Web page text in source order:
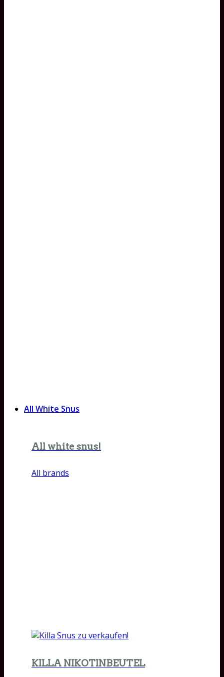
All White Snus
All white snus!
All brands
KILLA NIKOTINBEUTEL